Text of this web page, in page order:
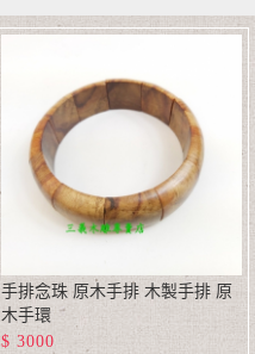
手排念珠 原木手排 木製手排 原
木手環
$ 3000